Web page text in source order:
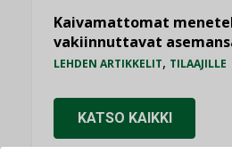
Kaivamattomat
vakiinnuttavat
LEHDEN ARTIKKELIT, TILAAJILLE
KATSO KAIKKI